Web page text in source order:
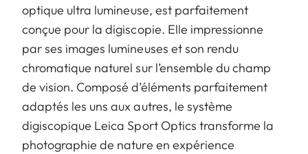
optique ultra lumineuse, est parfaitement
conçue pour la digiscopie. Elle impressionne
par ses images lumineuses et son rendu
chromatique naturel sur l’ensemble du champ
de vision. Composé d’éléments parfaitement
adaptés les uns aux autres, le système
digiscopique Leica Sport Optics transforme la
photographie de nature en expérience